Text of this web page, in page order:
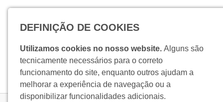
Skip to main navigation
Skip to main content
Skip to page footer
You are here:
DEFINIÇÃO DE COOKIES
Utilizamos cookies no nosso website. Alguns são
tecnicamente necessários para o correto
funcionamento do site, enquanto outros ajudam a
melhorar a experiência de navegação ou a
disponibilizar funcionalidades adicionais.